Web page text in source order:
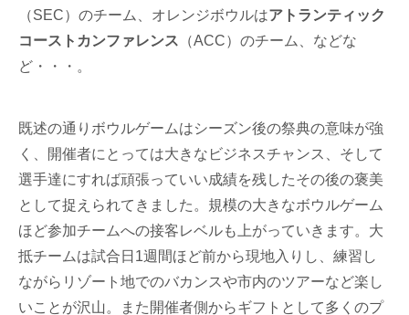
（SEC）のチーム、オレンジボウルはアトランティック
コーストカンファレンス （ACC）のチーム、などな
ど・・・。
既述の通りボウルゲームはシーズン後の祭典の意味が強
く、開催者にとっては大きなビジネスチャンス、そして
選手達にすれば頑張っていい成績を残したその後の褒美
として捉えられてきました。規模の大きなボウルゲーム
ほど参加チームへの接客レベルも上がっていきます。大
抵チームは試合日1週間ほど前から現地入りし、練習し
ながらリゾート地でのバカンスや市内のツアーなど楽し
いことが沢山。また開催者側からギフトとして多くのプ